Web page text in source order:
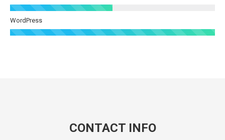
WordPress
CONTACT INFO